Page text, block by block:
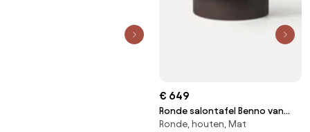
€ 649
Ronde salontafel Benno van
mangohout
Ronde, houten, Mat